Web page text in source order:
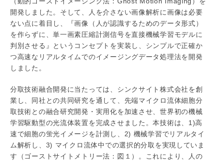
開発しました。そして、人を介さない画像解析に画像は必要
ない点に着目し、『画像（人が認識するためのデータ形式）
を作らずに、単一画素圧縮計測信号を直接機械学習モデルに
判別させる』というコンセプトを実装し、シンプルで正確か
つ高速なリアルタイムでのイメージングデータ処理法を開発
しました。
分取技術融合開発に当たっては、シンクサイト株式会社を創
業し、同社との共同研究を通して、先端マイクロ流体細胞分
取技術との融合研究開発・実用化を加速させ、世界初の機械
学習駆動型の光流体装置を完成させました。本技術は、1)高
速で細胞の蛍光イメージを計測し、2) 機械学習でリアルタイ
ム解析し、3) マイクロ流体中での選択的分取を実現していま
す（ゴーストサイトメトリー法：図１）。これにより、人の